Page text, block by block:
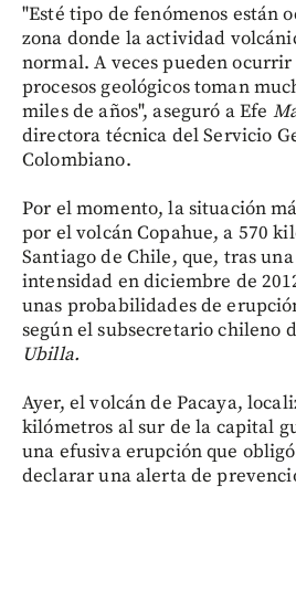
"Esté tipo de fenómenos están
zona donde la actividad
normal. A veces pueden
procesos geológicos toman
miles de años", aseguró a Efe
directora técnica del Servicio
Colombiano.
Por el momento, la situación
por el volcán Copahue, a 570
Santiago de Chile, que, tras
intensidad en diciembre de
unas probabilidades de
según el subsecretario chileno
Ubilla.
Ayer, el volcán de Pacaya,
kilómetros al sur de la capital
una efusiva erupción que
declarar una alerta de